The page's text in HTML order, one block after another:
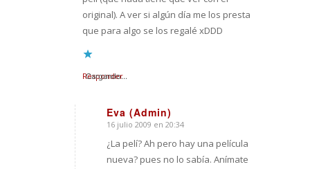
original). A ver si algún día me los presta
que para algo se los regalé xDDD
Cargando...
Responder
Eva (Admin)
Dice:
16 julio 2009 en 20:34
¿La pelí? Ah pero hay una película
nueva? pues no lo sabía. Anímate